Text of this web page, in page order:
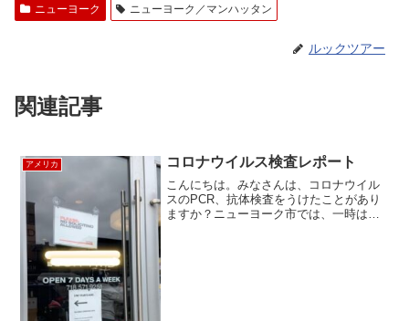
ニューヨーク
ニューヨーク／マンハッタン
ルックツアー
関連記事
アメリカ コロナウイルス検査レポート
こんにちは。みなさんは、コロナウイル
スのPCR、抗体検査をうけたことがあり
ますか？ニューヨーク市では、一時は感